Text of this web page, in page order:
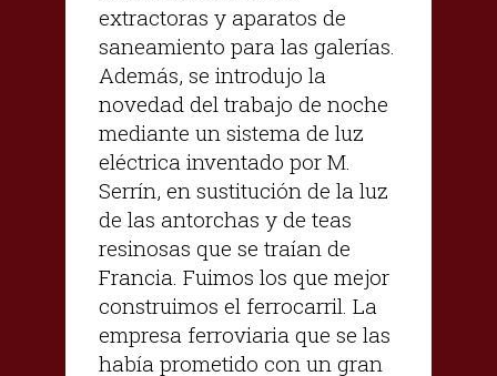
extractoras y aparatos de
saneamiento para las galerías.
Además, se introdujo la
novedad del trabajo de noche
mediante un sistema de luz
eléctrica inventado por M.
Serrín, en sustitución de la luz
de las antorchas y de teas
resinosas que se traían de
Francia. Fuimos los que mejor
construimos el ferrocarril. La
empresa ferroviaria que se las
había prometido con un gran